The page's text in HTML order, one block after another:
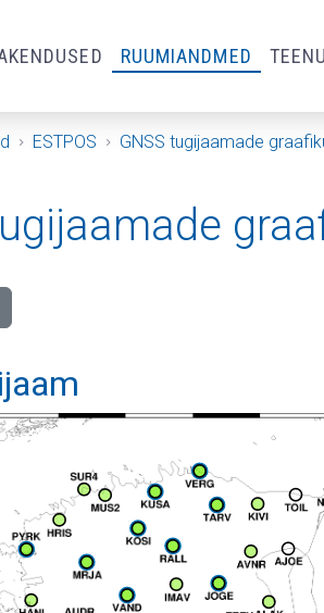
RUUMIANDMED
ESTPOS GNSS tugijaamade